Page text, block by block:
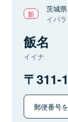
茨城県
イバ
飯名
イイナ
311-
郵便番号